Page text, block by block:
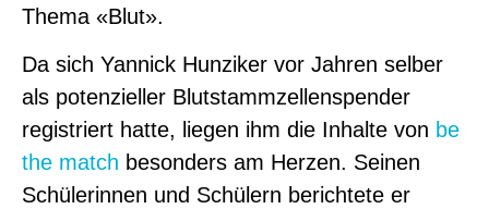
Thema «Blut».
Da sich Yannick Hunziker vor Jahren selber
als potenzieller Blutstammzellenspender
registriert hatte, liegen ihm die Inhalte von be
the match besonders am Herzen. Seinen
Schülerinnen und Schülern berichtete er